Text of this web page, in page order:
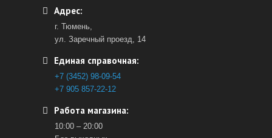
Адрес:
г. Тюмень,
ул. Заречный проезд, 14
Единая справочная:
+7 (3452) 98-09-54
+7 905 857-22-12
Работа магазина:
10:00 – 20:00